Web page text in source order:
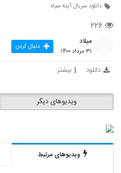
دانلود سریال آینه سیاه
۲۲۶
میلاد
۳۱ مرداد ۱۴۰۰ دنبال کردن
دانلود بیشتر
ویدیوهای دیگر
ویدیوهای مرتبط